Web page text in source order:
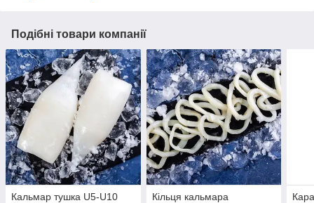
Подібні товари компанії
Кальмар тушка U5-U10 Кільця кальмара